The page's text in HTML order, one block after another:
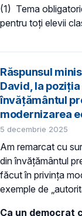
(1) Tema
pentru toți elevii
Răspunsul
David, la
învățământul
modernizarea
5 decembrie 2025
Am remarcat cu
din învățământul
făcut în privința
exemple de
Ca un democrat